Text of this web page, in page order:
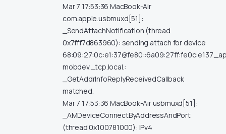
Mar 7 17:53:36 MacBook-Air
com.apple.usbmuxd[51]:
_SendAttachNotification (thread
0x7fff7d863960): sending attach for device
mobdev._tcp.local.:
_GetAddrInfoReplyReceivedCallback
matched.
Mar 7 17:53:36 MacBook-Air usbmuxd[51]:
_AMDeviceConnectByAddressAndPort
(thread 0x100781000): IPv4